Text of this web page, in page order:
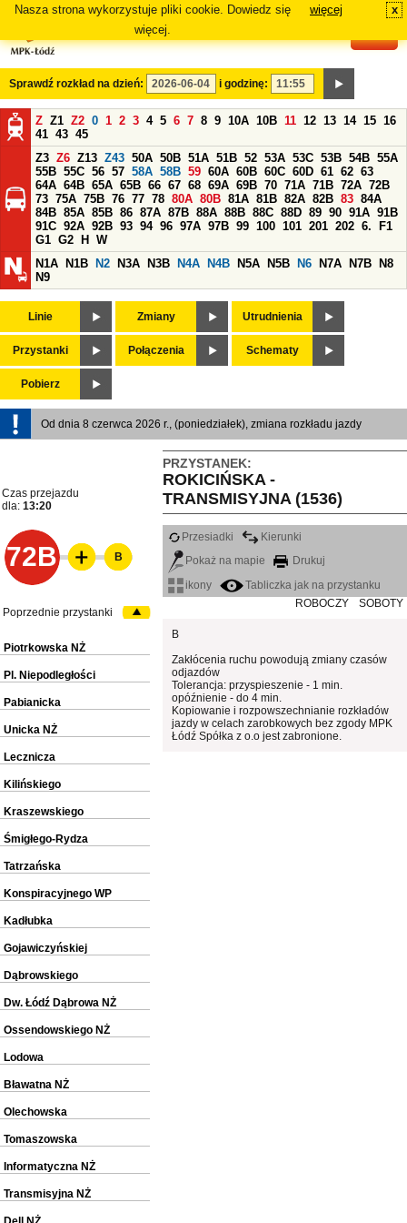
Nasza strona wykorzystuje pliki cookie. Dowiedz się
więcej.
więcej x
Sprawdź rozkład na dzień: i godzinę:
Z Z1 Z2 0 1 2 3 4 5 6 7 8 9 10A 10B 11 12 13 14 15 16
41 43 45
Z3 Z6 Z13 Z43 50A 50B 51A 51B 52 53A 53C 53B 54B 55A
55B 55C 56 57 58A 58B 59 60A 60B 60C 60D 61 62 63
64A 64B 65A 65B 66 67 68 69A 69B 70 71A 71B 72A 72B
73 75A 75B 76 77 78 80A 80B 81A 81B 82A 82B 83 84A
84B 85A 85B 86 87A 87B 88A 88B 88C 88D 89 90 91A 91B
91C 92A 92B 93 94 96 97A 97B 99 100 101 201 202 6.
F1
G1 G2 H
W
N1A
N1B N2 N3A N3B N4A N4B N5A N5B N6 N7A N7B
N8
N9
Linie Zmiany Utrudnienia
Przystanki Połączenia Schematy
Pobierz
Od dnia 8 czerwca 2026 r., (poniedziałek), zmiana rozkładu jazdy
PRZYSTANEK:
ROKICIŃSKA -
TRANSMISYJNA (1536)
Czas przejazdu
dla: 13:20
72B
Przesiadki
Kierunki
Pokaż na mapie
Drukuj
ikony
Tabliczka jak na przystanku
ROBOCZY
SOBOTY
B
Zakłócenia ruchu powodują zmiany czasów
odjazdów
Tolerancja: przyspieszenie - 1 min.
opóźnienie - do 4 min.
Kopiowanie i rozpowszechnianie rozkładów
jazdy w celach zarobkowych bez zgody MPK
Łódź Spółka z o.o jest zabronione.
B
Poprzednie przystanki
Piotrkowska NŻ
Pl. Niepodległości
Pabianicka
Unicka NŻ
Lecznicza
Kilińskiego
Kraszewskiego
Śmigłego-Rydza
Tatrzańska
Konspiracyjnego WP
Kadłubka
Gojawiczyńskiej
Dąbrowskiego
Dw. Łódź Dąbrowa NŻ
Ossendowskiego NŻ
Lodowa
Bławatna NŻ
Olechowska
Tomaszowska
Informatyczna NŻ
Transmisyjna NŻ